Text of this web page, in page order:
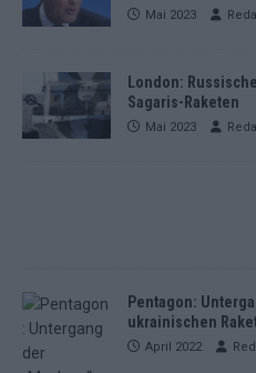
Mai 2023
London:
Sagaris-Raketen
Mai 2023
Pentagon:
ukrainischen
April 2022